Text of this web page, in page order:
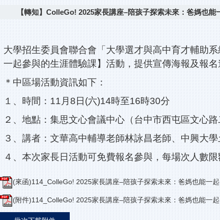
【轉知】ColleGo! 2025家長講座–陪孩子探索未來：爸媽也能
大學招生委員會聯合會「大學選才與高中育才輔助
一起參與的生涯體驗課】活動，提供宣傳海報及報名
＊中區場活動資訊如下：
１、時間：11月8日(六)14時至16時30分
２、地點：集思文心會議中心（台中市西屯區文心路
３、講者：文華高中輔導老師林詠昌老師、中興大
４、本次家長日活動可免費報名參與，每場次人數
(來函)114_ColleGo! 2025家長講座–陪孩子探索未來：爸媽也能一
(附件)114_ColleGo! 2025家長講座–陪孩子探索未來：爸媽也能一